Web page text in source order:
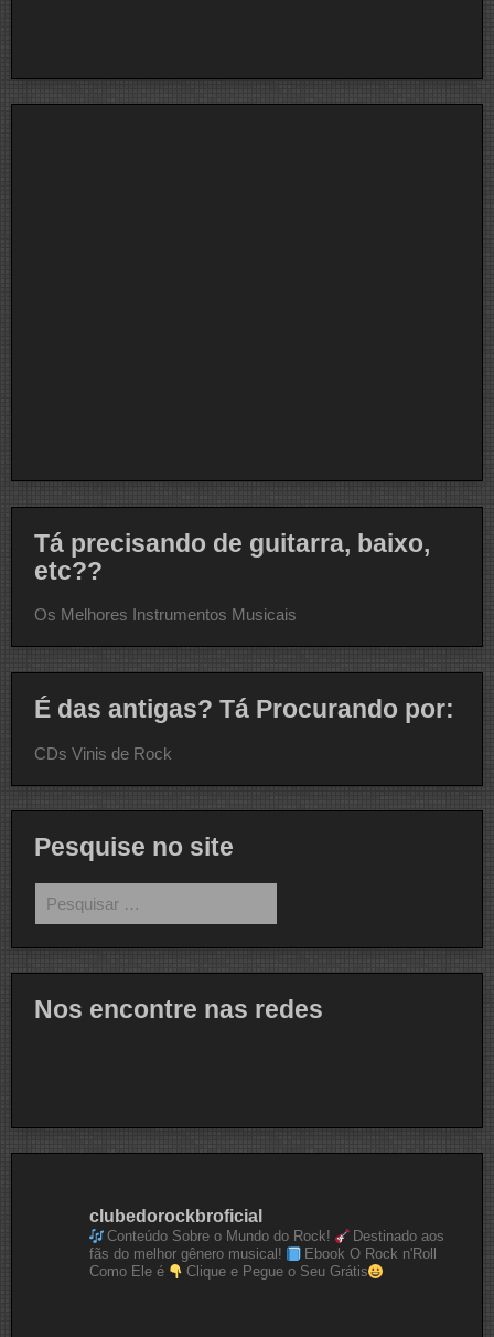
Tá precisando de guitarra, baixo,
etc??
Os Melhores Instrumentos Musicais
É das antigas? Tá Procurando por:
CDs Vinis de Rock
Pesquise no site
por:
Nos encontre nas redes
clubedorockbroficial
Conteúdo Sobre o Mundo do Rock!
Destinado aos
fãs do melhor gênero musical!
Ebook O Rock n'Roll
Como Ele é
Clique e Pegue o Seu Grátis